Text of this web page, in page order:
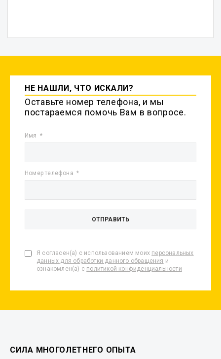
НЕ НАШЛИ, ЧТО ИСКАЛИ?
Оставьте номер телефона, и мы
постараемся помочь Вам в вопросе.
Имя
Номер телефона
Я согласен(а) с использованием моих персональных
данных для обработки данного обращения и
ознакомлен(а) с политикой конфиденциальности
СИЛА МНОГОЛЕТНЕГО ОПЫТА